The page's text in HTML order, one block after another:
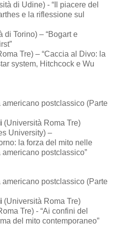
di Udine) - “Il piacere del
e la riflessione sul
di Torino) – “Bogart e
Tre) – “Caccia al Divo: la
system, Hitchcock e Wu
postclassico (Parte
(Università Roma Tre)
University) –
la forza del mito nelle
postclassico”
postclassico (Parte
(Università Roma Tre)
Tre) - “Ai confini del
del mito contemporaneo”